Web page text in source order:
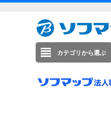
カテゴリから選ぶ